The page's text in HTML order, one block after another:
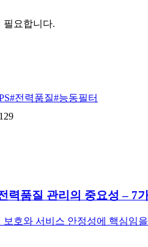
필요합니다.
#전력품질#능동필터
129
력품질 관리의 중요성 – 7
호와 서비스 안정성에 핵심임